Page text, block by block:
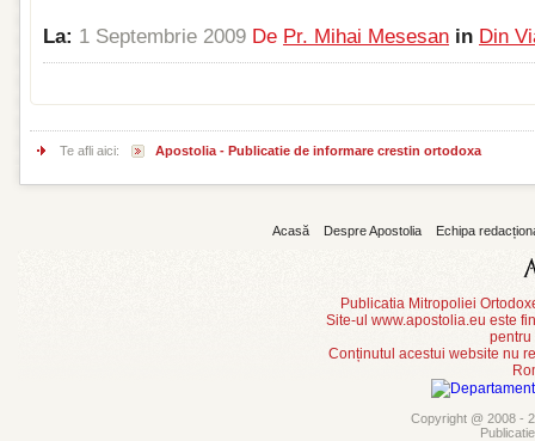
La: 1 Septembrie 2009 De Pr. Mihai Mesesan in Din
Te afli aici: Apostolia - Publicatie de informare crestin ortodoxa
Acasă Despre Apostolia Echipa
Publicatia Mitropoliei
Site-ul www.apostolia.eu este
pentru
Conținutul acestui website nu
Copyright @ 2008 -